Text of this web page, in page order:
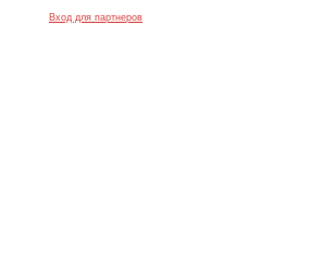
Вход для партнеров